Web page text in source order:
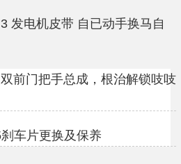
发电机皮带 自已动手换马自
前门把手总成，根治解锁吱吱
车片更换及保养